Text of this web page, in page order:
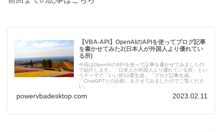
【VBA-API】OpenAIのAPIを使ってブログ記事
を書かせてみた2(日本人が外国人より優れてい
る所)
今回はOpenAIのAPIを使って記事を書かせてみましたの
で紹介します。「日本人が外国人より優れている所」とい
うテーマで「いい所10選生成」「ブログ記事生成」
「ChatGPTとの比較」をさせてみましたのでご覧くださ
い。
powervbadesktop.com 2023.02.11